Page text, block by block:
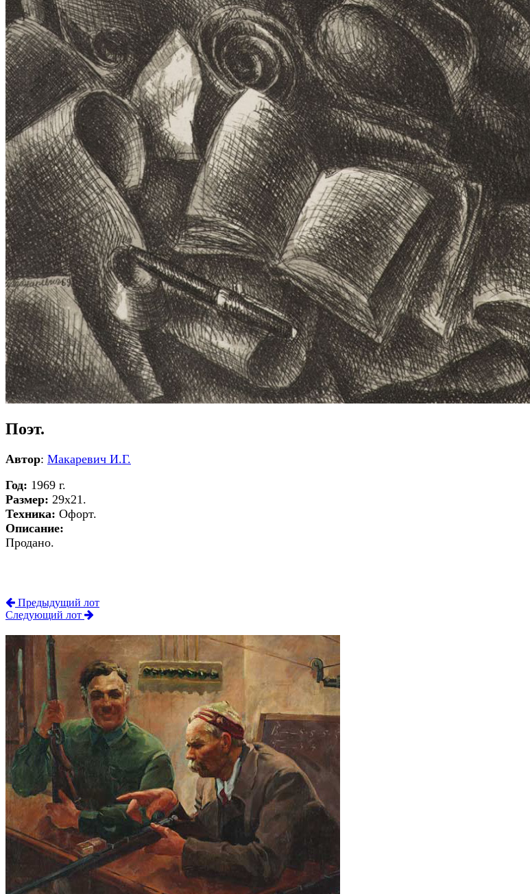
Поэт.
Автор: Макаревич И.Г.
Год: 1969 г.
Размер: 29х21.
Техника: Офорт.
Описание:
Продано.
Предыдущий лот
Следующий лот